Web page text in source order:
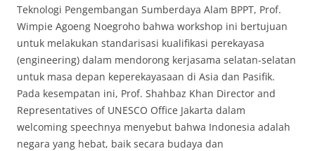
Teknologi Pengembangan Sumberdaya Alam BPPT, Prof.
Wimpie Agoeng Noegroho bahwa workshop ini bertujuan
untuk melakukan standarisasi kualifikasi perekayasa
(engineering) dalam mendorong kerjasama selatan-selatan
untuk masa depan keperekayasaan di Asia dan Pasifik.
Pada kesempatan ini, Prof. Shahbaz Khan Director and
Representatives of UNESCO Office Jakarta dalam
welcoming speechnya menyebut bahwa Indonesia adalah
negara yang hebat, baik secara budaya dan